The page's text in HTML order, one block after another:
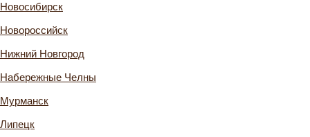
Новосибирск
Новороссийск
Нижний Новгород
Набережные Челны
Мурманск
Липецк